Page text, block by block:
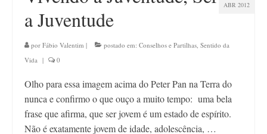
ABR 2012
a Juventude
por Fábio Valentim | postado em: Conselhos e Partilhas, Sentido da
Vida | 0
Olho para essa imagem acima do Peter Pan na Terra do
nunca e confirmo o que ouço a muito tempo: uma bela
frase que afirma, que ser jovem é um estado de espírito.
Não é exatamente jovem de idade, adolescência, …